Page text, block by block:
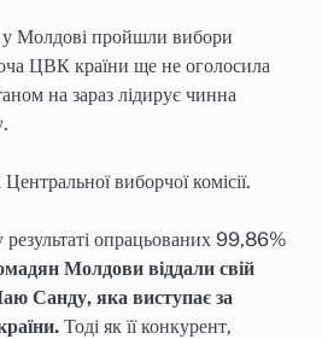
Молдові пройшли вибори
ЦВК країни ще не оголосила
на зараз лідирує чинна
Центральної виборчої комісії.
опрацьованих 99,86%
Молдови віддали свій
Санду, яка виступає за
Тоді як її конкурент,